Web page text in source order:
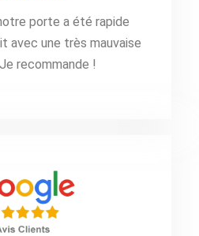
porte a été rapide
avec une très mauvaise
recommande !